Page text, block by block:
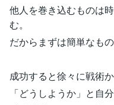
他人を巻き込むものは
む。
だからまずは簡単なも
成功すると徐々に戦術
「どうしようか」と自